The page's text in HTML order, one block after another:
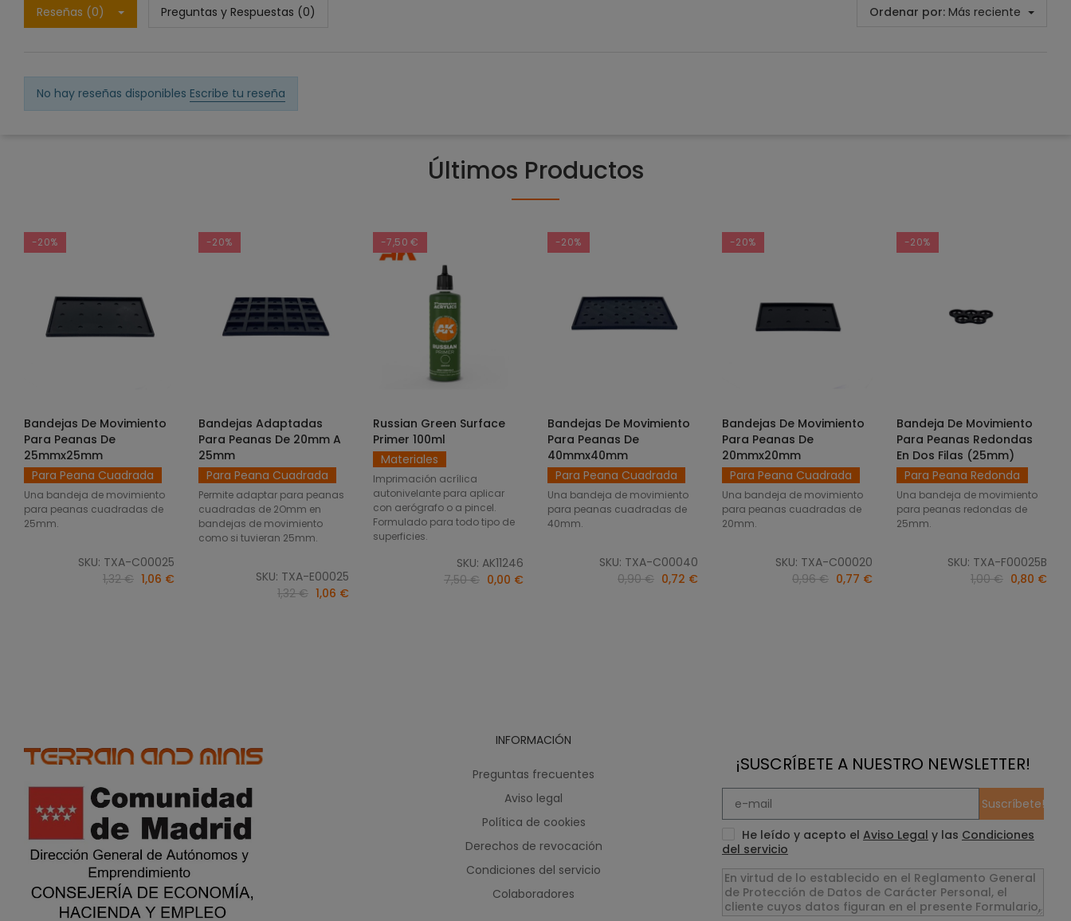
Reseñas (0) Preguntas y Respuestas (0) Ordenar por: Más reciente
No hay reseñas disponibles Escribe tu reseña
Últimos Productos
-20%
SELECCIONAR OPCIONES
Bandejas De Movimiento
Para Peanas De
25mmx25mm
Para Peana Cuadrada
Una bandeja de movimiento
para peanas cuadradas de
25mm.
SKU: TXA-C00025
1,32 € 1,06 €
-20%
SELECCIONAR OPCIONES
Bandejas Adaptadas
Para Peanas De 20mm A
25mm
Para Peana Cuadrada
Permite adaptar para peanas
cuadradas de 2Omm en
bandejas de movimiento
como si tuvieran 25mm.
SKU: TXA-E00025
1,32 € 1,06 €
-7,50 €
AÑADIR AL CARRITO
Russian Green Surface
Primer 100ml
Materiales
Imprimación acrílica
autonivelante para aplicar
con aerógrafo o a pincel.
Formulado para todo tipo de
superficies.
SKU: AK11246
7,50 € 0,00 €
-20%
SELECCIONAR OPCIONES
Bandejas De Movimiento
Para Peanas De
40mmx40mm
Para Peana Cuadrada
Una bandeja de movimiento
para peanas cuadradas de
40mm.
SKU: TXA-C00040
0,90 € 0,72 €
-20%
SELECCIONAR OPCIONES
Bandejas De Movimiento
Para Peanas De
20mmx20mm
Para Peana Cuadrada
Una bandeja de movimiento
para peanas cuadradas de
20mm.
SKU: TXA-C00020
0,96 € 0,77 €
-20%
AÑADIR AL CARRITO
Bandeja De Movimiento
Para Peanas Redondas
En Dos Filas (25mm)
Para Peana Redonda
Una bandeja de movimiento
para peanas redondas de
25mm.
SKU: TXA-F00025B
1,00 € 0,80 €
INFORMACIÓN
Preguntas frecuentes
Aviso legal
Política de cookies
Derechos de revocación
Condiciones del servicio
Colaboradores
¡SUSCRÍBETE A NUESTRO NEWSLETTER!
Suscríbete!
He leído y acepto el Aviso Legal y las Condiciones
del servicio